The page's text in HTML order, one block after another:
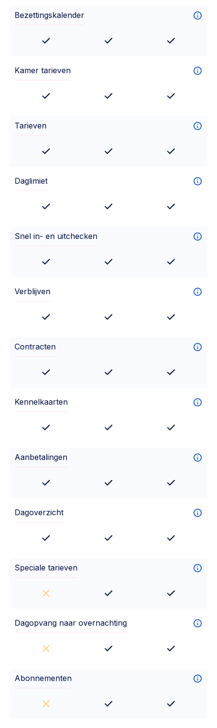
Bezettingskalender
Kamer tarieven
Tarieven
Daglimiet
Snel in- en uitchecken
Verblijven
Contracten
Kennelkaarten
Aanbetalingen
Dagoverzicht
Speciale tarieven
Dagopvang naar overnachting
Abonnementen